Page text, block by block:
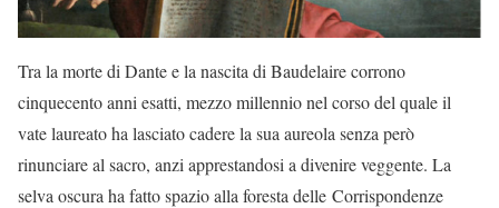
Tra la morte di Dante e la nascita di Baudelaire corrono
cinquecento anni esatti, mezzo millennio nel corso del quale il
vate laureato ha lasciato cadere la sua aureola senza però
rinunciare al sacro, anzi apprestandosi a divenire veggente. La
selva oscura ha fatto spazio alla foresta delle Corrispondenze